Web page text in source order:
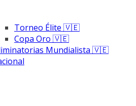
Torneo Élite 🇻🇪
Copa Oro 🇻🇪
Mundialista 🇻🇪